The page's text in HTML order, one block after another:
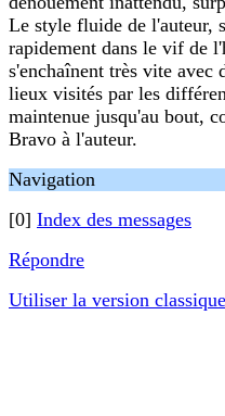
Le style fluide de l'auteur,
rapidement dans le vif de
s'enchaînent très vite avec
lieux visités par les
maintenue jusqu'au bout,
Bravo à l'auteur.
Navigation
[0] Index des messages
Répondre
Utiliser la version classique